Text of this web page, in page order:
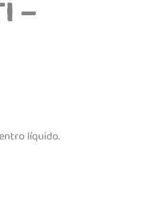
–
líquido.